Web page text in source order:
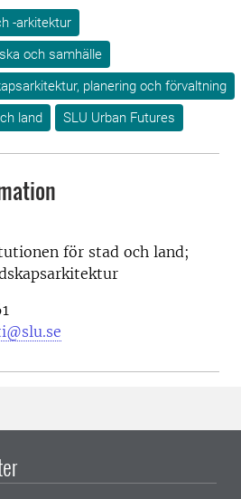
-arkitektur
och samhälle
planering och förvaltning
land
SLU Urban Futures
för stad och land;